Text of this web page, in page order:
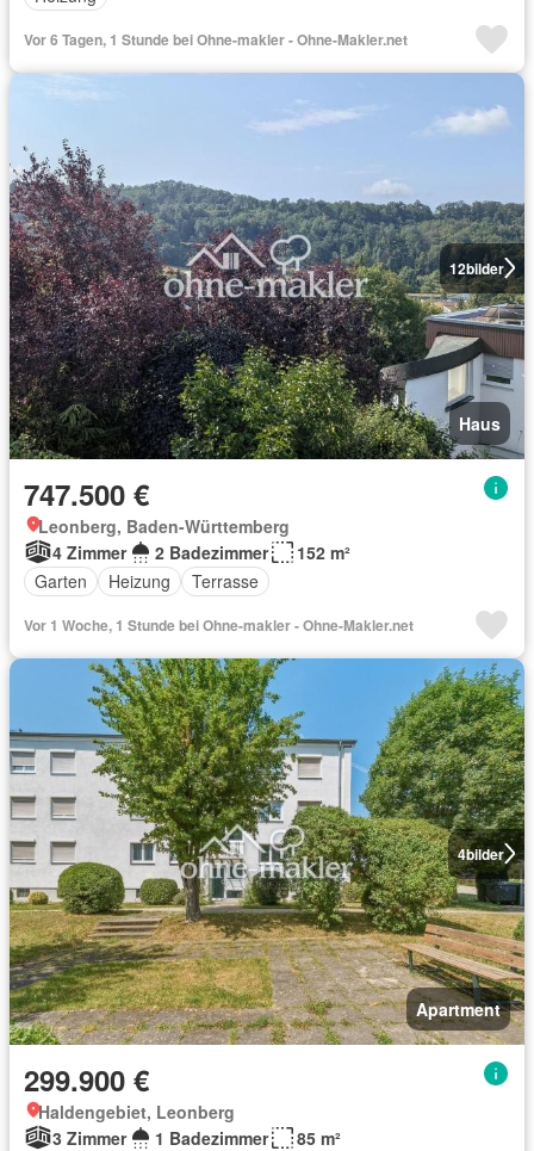
Vor 6 Tagen, 1 Stunde bei Ohne-makler - Ohne-Makler.net
12bilder
Haus
747.500 €
Leonberg, Baden-Württemberg
4 Zimmer
2 Badezimmer
152 m²
Garten
Heizung Terrasse
Vor 1 Woche, 1 Stunde bei Ohne-makler - Ohne-Makler.net
4bilder
Apartment
299.900 €
Haldengebiet, Leonberg
3 Zimmer
1 Badezimmer
85 m²